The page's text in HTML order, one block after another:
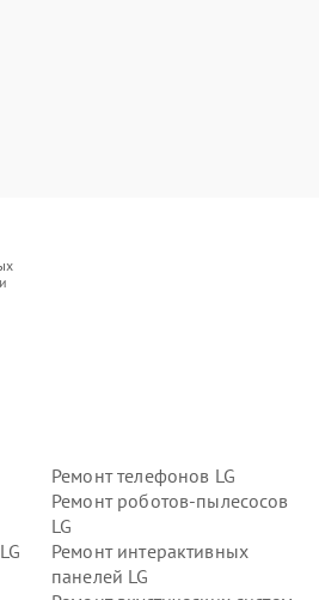
Ремонт телефонов LG
Ремонт роботов-пылесосов
LG
Ремонт интерактивных
панелей LG